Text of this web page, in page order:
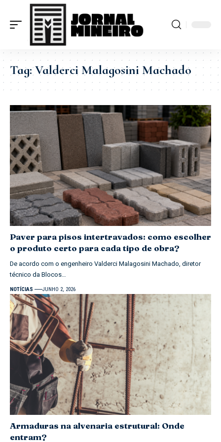
Tag:Valderci Malagosini Machado
Paver para pisos intertravados: como escolher
o produto certo para cada tipo de obra?
De acordo com o engenheiro Valderci Malagosini Machado, diretor
técnico da Blocos…
NOTÍCIAS JUNHO 2, 2026
Armaduras na alvenaria estrutural: Onde
entram?